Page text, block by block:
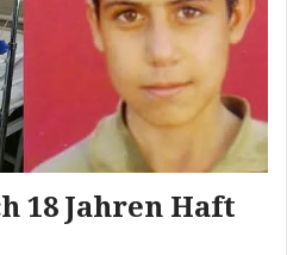
18 Jahren Haft